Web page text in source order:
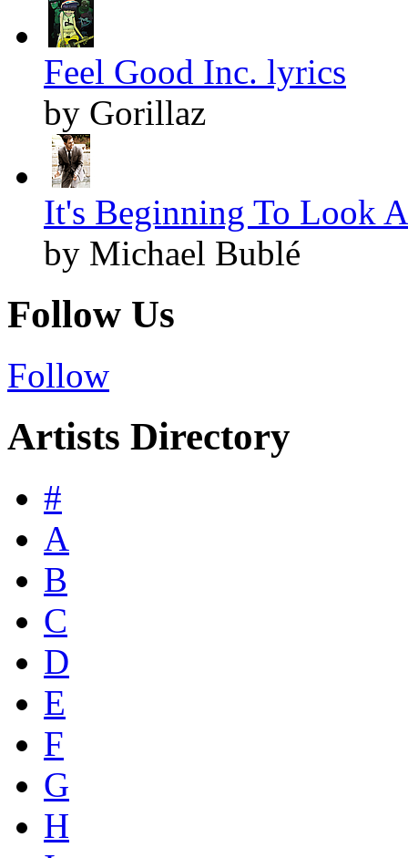
Feel Good Inc. lyrics
by Gorillaz
It's Beginning To Look
by Michael Bublé
Follow Us
Follow
Artists Directory
#
A
B
C
D
E
F
G
H